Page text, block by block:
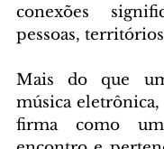
conexões
pessoas,
Mais do que
música eletrônica,
firma como